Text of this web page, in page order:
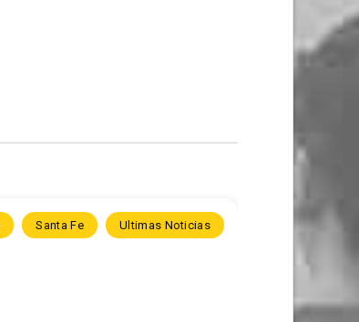
Santa Fe Ultimas Noticias